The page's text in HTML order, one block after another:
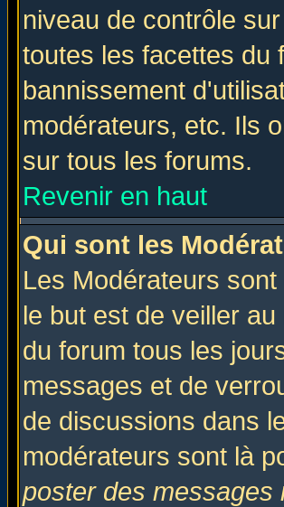
niveau de contrôle
toutes les facettes du
bannissement
modérateurs, etc. Ils
sur tous les forums.
Revenir en haut
Qui sont les
Les Modérateurs
le but est de veiller
du forum tous les
messages et de
de discussions dans
modérateurs sont là
poster des messages